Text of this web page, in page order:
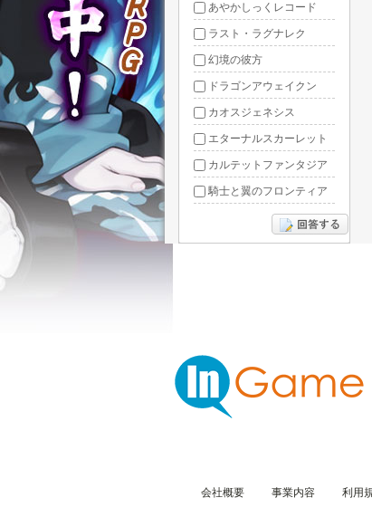
あやかしっくレコード
ラスト・ラグナレク
幻境の彼方
ドラゴンアウェイクン
カオスジェネシス
エターナルスカーレット
カルテットファンタジア
騎士と翼のフロンティア
ドラグーン・ナイツ
ぶっ飛び三国
会社概要 事業内容 利用